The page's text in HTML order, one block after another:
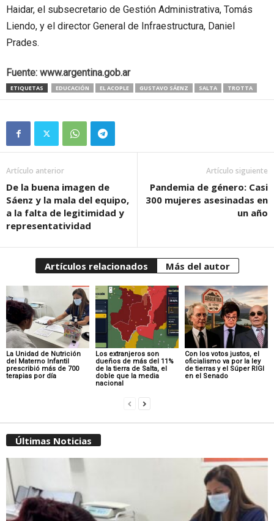
Haidar, el subsecretario de Gestión Administrativa, Tomás
Liendo, y el director General de Infraestructura, Daniel
Prades.
Fuente: www.argentina.gob.ar
ETIQUETAS EDUCACIÓN EL ACOPLE GUSTAVO SÁENZ SALTA TROTTA
Artículo anterior
De la buena imagen de
Sáenz y la mala del equipo,
a la falta de legitimidad y
representatividad
Artículo siguiente
Pandemia de género: Casi
300 mujeres asesinadas en
un año
Artículos relacionados Más del autor
La Unidad de Nutrición
del Materno Infantil
prescribió más de 700
terapias por día
Los extranjeros son
dueños de más del 11%
de la tierra de Salta, el
doble que la media
nacional
Con los votos justos, el
oficialismo va por la ley
de tierras y el Súper RIGI
en el Senado
Últimas Noticias